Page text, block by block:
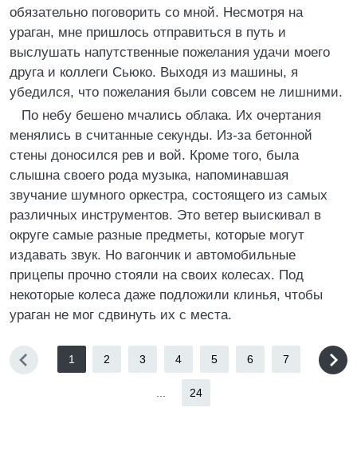
обязательно поговорить со мной. Несмотря на
ураган, мне пришлось отправиться в путь и
выслушать напутственные пожелания удачи моего
друга и коллеги Сьюко. Выходя из машины, я
убедился, что пожелания были совсем не лишними.
По небу бешено мчались облака. Их очертания
менялись в считанные секунды. Из-за бетонной
стены доносился рев и вой. Кроме того, была
слышна своего рода музыка, напоминавшая
звучание шумного оркестра, состоящего из самых
различных инструментов. Это ветер выискивал в
округе самые разные предметы, которые могут
издавать звук. Но вагончик и автомобильные
прицепы прочно стояли на своих колесах. Под
некоторые колеса даже подложили клинья, чтобы
ураган не мог сдвинуть их с места.
1 2 3 4 5 6 7
24